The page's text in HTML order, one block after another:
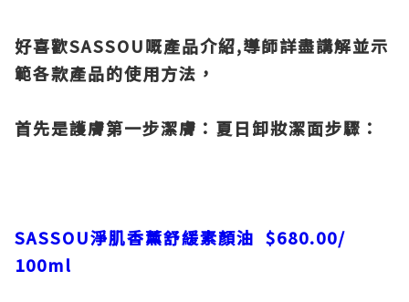
好喜歡SASSOU嘅產品介紹,導師詳盡講解並示
範各款產品的使用方法，
首先是護膚第一步潔膚：夏日卸妝潔面步驟：
SASSOU淨肌香薰舒緩素顏油 $680.00/
100ml